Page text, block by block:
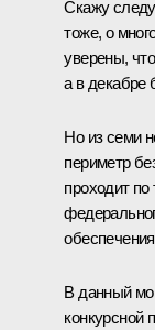
Скажу
тоже, о
уверены,
а в декабре
Но из семи
периметр
проходит по
В данный
конкурсной